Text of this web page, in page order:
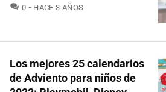
0 COMENTARIOS
HACE 3 AÑOS
Los mejores 25 calendarios
de Adviento para niños de